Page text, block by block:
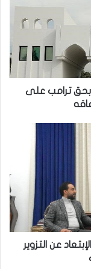
بحق ترامب على
عن التزوير